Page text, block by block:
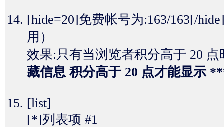
[hide=20]免费帐号为:163/163[/
用）
效果:只有当浏览者积分高于 20
藏信息 积分高于 20 点才能显示
[list]
[*]列表项 #1